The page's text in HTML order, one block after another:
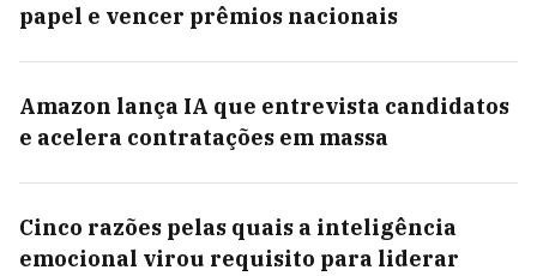
papel e vencer prêmios nacionais
Amazon lança IA que entrevista candidatos
e acelera contratações em massa
Cinco razões pelas quais a inteligência
emocional virou requisito para liderar